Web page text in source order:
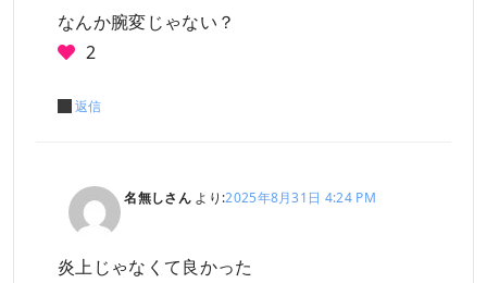
なんか腕変じゃない？
2
返信
名無しさん より:2025年8月31日 4:24 PM
炎上じゃなくて良かった